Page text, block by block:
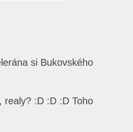
si Bukovského
realy? :D :D :D Toho